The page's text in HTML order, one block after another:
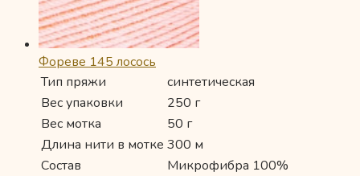
Фореве 145 лосось
Тип пряжи
синтетическая
Вес упаковки
250 г
Вес мотка
50 г
Длина нити в мотке 300 м
Состав
Микрофибра 100%